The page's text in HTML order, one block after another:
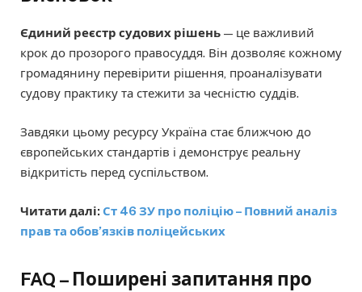
Єдиний реєстр судових рішень — це важливий
крок до прозорого правосуддя. Він дозволяє кожному
громадянину перевірити рішення, проаналізувати
судову практику та стежити за чесністю суддів.
Завдяки цьому ресурсу Україна стає ближчою до
європейських стандартів і демонструє реальну
відкритість перед суспільством.
Читати далі: Ст 46 ЗУ про поліцію – Повний аналіз
прав та обов’язків поліцейських
FAQ – Поширені запитання про